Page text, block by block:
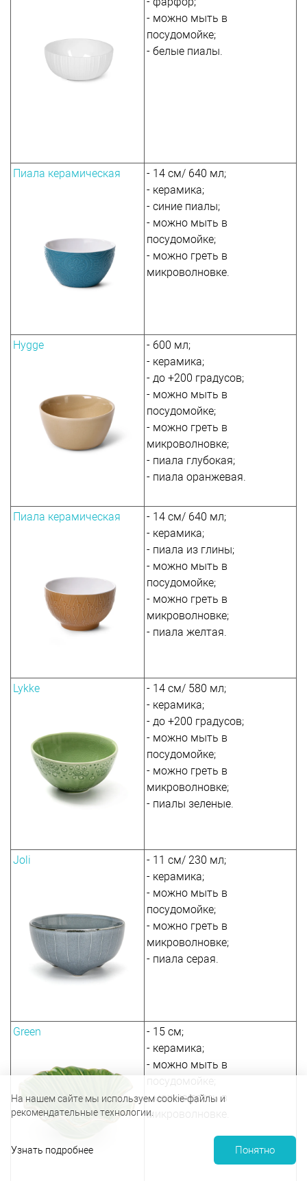
- можно мыть в
посудомойке;
- белые пиалы.
Пиала керамическая
- 14 см/ 640 мл;
- керамика;
- синие пиалы;
- можно мыть в
посудомойке;
- можно греть в
микроволновке.
Hygge
- 600 мл;
- керамика;
- до +200 градусов;
- можно мыть в
посудомойке;
- можно греть в
микроволновке;
- пиала глубокая;
- пиала оранжевая.
Пиала керамическая
- 14 см/ 640 мл;
- керамика;
- пиала из глины;
- можно мыть в
посудомойке;
- можно греть в
микроволновке;
- пиала желтая.
Lykke
- 14 см/ 580 мл;
- керамика;
- до +200 градусов;
- можно мыть в
посудомойке;
- можно греть в
микроволновке;
- пиалы зеленые.
Joli
- 11 см/ 230 мл;
- керамика;
- можно мыть в
посудомойке;
- можно греть в
микроволновке;
- пиала серая.
Green
- 15 см;
- керамика;
- можно мыть в
посудомойке;
- можно греть в
микроволновке.
На нашем сайте мы используем cookie-файлы и
рекомендательные технологии.
Узнать подробнее Понятно